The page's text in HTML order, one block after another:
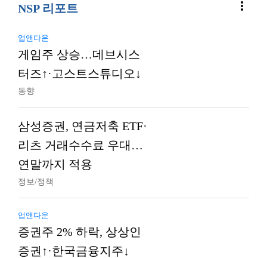
NSP 리포트 more_vert
업앤다운
게임주 상승…데브시스
터즈↑·고스트스튜디오↓
동향
삼성증권, 연금저축 ETF·
리츠 거래수수료 우대…
연말까지 적용
정보/정책
업앤다운
증권주 2% 하락, 상상인
증권↑·한국금융지주↓